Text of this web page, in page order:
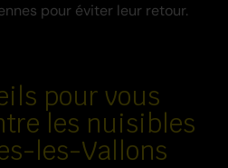
pour éviter leur retour.
pour vous
les nuisibles
les-Vallons